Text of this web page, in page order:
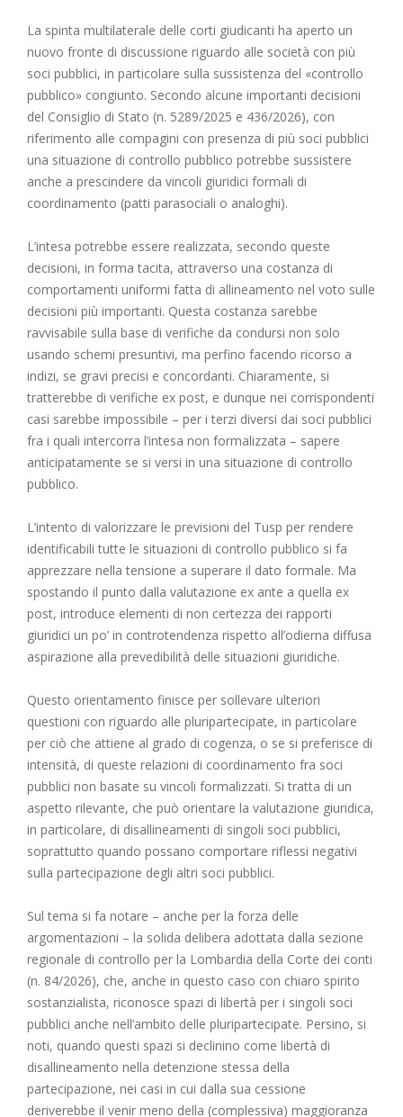
La spinta multilaterale delle corti giudicanti ha aperto un
nuovo fronte di discussione riguardo alle società con più
soci pubblici, in particolare sulla sussistenza del «controllo
pubblico» congiunto. Secondo alcune importanti decisioni
del Consiglio di Stato (n. 5289/2025 e 436/2026), con
riferimento alle compagini con presenza di più soci pubblici
una situazione di controllo pubblico potrebbe sussistere
anche a prescindere da vincoli giuridici formali di
coordinamento (patti parasociali o analoghi).
L’intesa potrebbe essere realizzata, secondo queste
decisioni, in forma tacita, attraverso una costanza di
comportamenti uniformi fatta di allineamento nel voto sulle
decisioni più importanti. Questa costanza sarebbe
ravvisabile sulla base di verifiche da condursi non solo
usando schemi presuntivi, ma perfino facendo ricorso a
indizi, se gravi precisi e concordanti. Chiaramente, si
tratterebbe di verifiche ex post, e dunque nei corrispondenti
casi sarebbe impossibile – per i terzi diversi dai soci pubblici
fra i quali intercorra l’intesa non formalizzata – sapere
anticipatamente se si versi in una situazione di controllo
pubblico.
L’intento di valorizzare le previsioni del Tusp per rendere
identificabili tutte le situazioni di controllo pubblico si fa
apprezzare nella tensione a superare il dato formale. Ma
spostando il punto dalla valutazione ex ante a quella ex
post, introduce elementi di non certezza dei rapporti
giuridici un po’ in controtendenza rispetto all’odierna diffusa
aspirazione alla prevedibilità delle situazioni giuridiche.
Questo orientamento finisce per sollevare ulteriori
questioni con riguardo alle pluripartecipate, in particolare
per ciò che attiene al grado di cogenza, o se si preferisce di
intensità, di queste relazioni di coordinamento fra soci
pubblici non basate su vincoli formalizzati. Si tratta di un
aspetto rilevante, che può orientare la valutazione giuridica,
in particolare, di disallineamenti di singoli soci pubblici,
soprattutto quando possano comportare riflessi negativi
sulla partecipazione degli altri soci pubblici.
Sul tema si fa notare – anche per la forza delle
argomentazioni – la solida delibera adottata dalla sezione
regionale di controllo per la Lombardia della Corte dei conti
(n. 84/2026), che, anche in questo caso con chiaro spirito
sostanzialista, riconosce spazi di libertà per i singoli soci
pubblici anche nell’ambito delle pluripartecipate. Persino, si
noti, quando questi spazi si declinino come libertà di
disallineamento nella detenzione stessa della
partecipazione, nei casi in cui dalla sua cessione
deriverebbe il venir meno della (complessiva) maggioranza